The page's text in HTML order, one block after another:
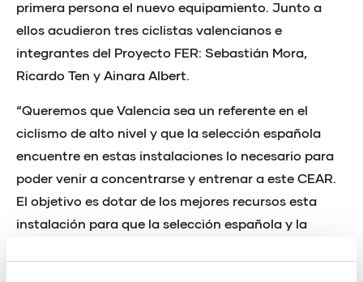
primera persona el nuevo equipamiento. Junto a
ellos acudieron tres ciclistas valencianos e
integrantes del Proyecto FER: Sebastián Mora,
Ricardo Ten y Ainara Albert.
“Queremos que Valencia sea un referente en el
ciclismo de alto nivel y que la selección española
encuentre en estas instalaciones lo necesario para
poder venir a concentrarse y entrenar a este CEAR.
El objetivo es dotar de los mejores recursos esta
instalación para que la selección española y la